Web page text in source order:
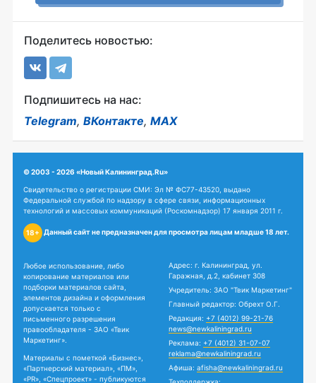
Поделитесь новостью:
Подпишитесь на нас:
Telegram, ВКонтакте, MAX
© 2003 - 2026 «Новый Калининград.Ru»
Свидетельство о регистрации СМИ: Эл № ФС77-43520, выдано
Федеральной службой по надзору в сфере связи, информационных
технологий и массовых коммуникаций (Роскомнадзор) 17 января 2011 г.
18+ Данный сайт не предназначен для просмотра лицам младше 18 лет.
Любое использование, либо
копирование материалов или
подборки материалов сайта,
элементов дизайна и оформления
допускается только с
письменного разрешения
правообладателя - ЗАО «Твик
Маркетинг».
Материалы с пометкой «Бизнес»,
«Партнерский материал», «ПМ»,
«PR», «Спецпроект» - публикуются
Адрес: г. Калининград, ул.
Гаражная, д.2, кабинет 308
Учредитель: ЗАО "Твик Маркетинг"
Главный редактор: Обрехт О.Г.
Редакция: +7 (4012) 99-21-76
news@newkaliningrad.ru
Реклама: +7 (4012) 31-07-07
reklama@newkaliningrad.ru
Афиша: afisha@newkaliningrad.ru